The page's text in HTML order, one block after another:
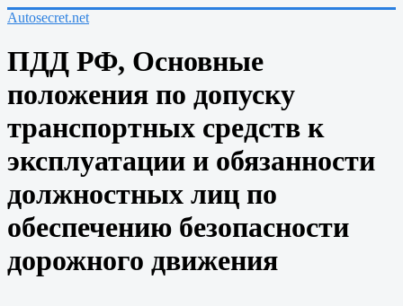
Autosecret.net
ПДД РФ, Основные
положения по допуску
транспортных средств к
эксплуатации и обязанности
должностных лиц по
обеспечению безопасности
дорожного движения